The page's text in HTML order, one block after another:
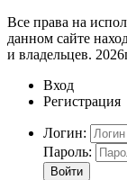
Все права на
данном сайте
и владельцев.
Вход
Регистрация
Логин:
Пароль:
Войти